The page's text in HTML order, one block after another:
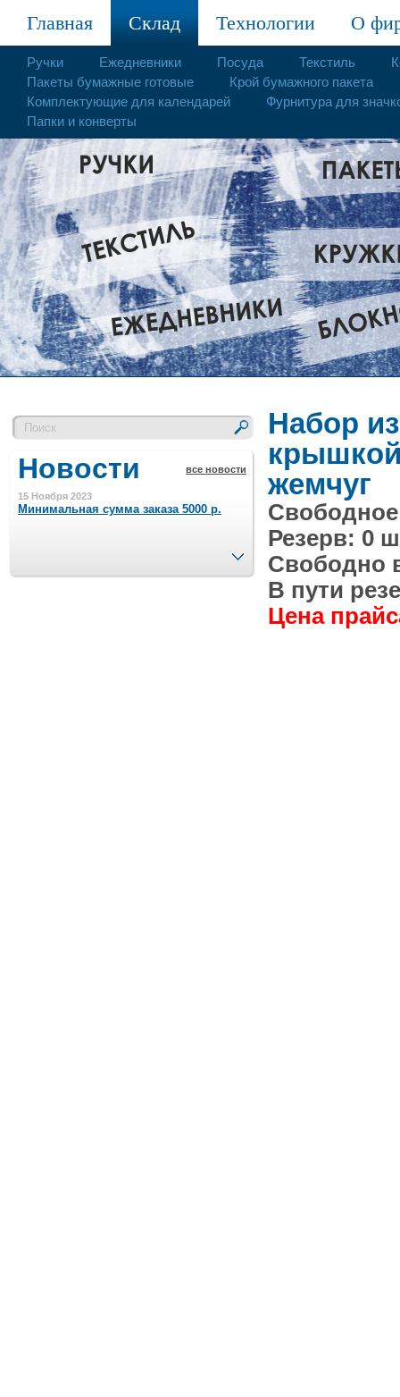
Главная Склад Технологии О
Ручки Ежедневники Посуда Текстиль
Пакеты бумажные готовые
Крой бумажного пакета
Комплектующие для календарей
Фурнитура для
Папки и конверты
Новости все новости
15 Ноября 2023
Минимальная сумма заказа 5000 р.
Шляпные коробочки производим
След.
Набор
жемчуг
Свободное
Резерв: 0
Свободно
В пути
Цена